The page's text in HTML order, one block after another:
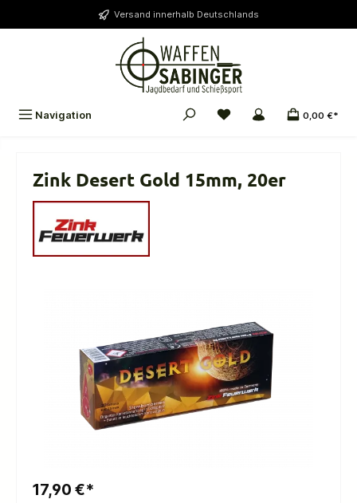
Versand innerhalb Deutschlands
Navigation 0,00 €*
Zink Desert Gold 15mm, 20er
17,90 €*